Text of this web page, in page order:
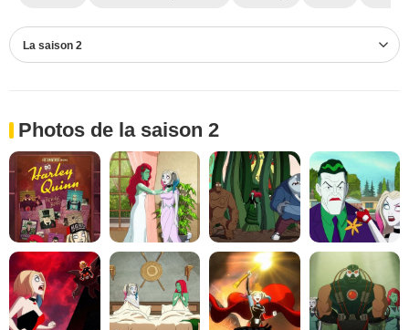
La saison 2
Photos de la saison 2